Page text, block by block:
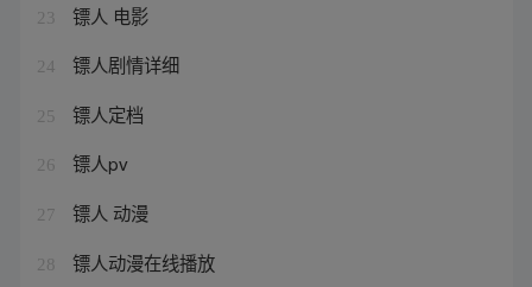
23 镖人 电影
24 镖人剧情详细
25 镖人定档
26 镖人pv
27 镖人 动漫
28 镖人动漫在线播放